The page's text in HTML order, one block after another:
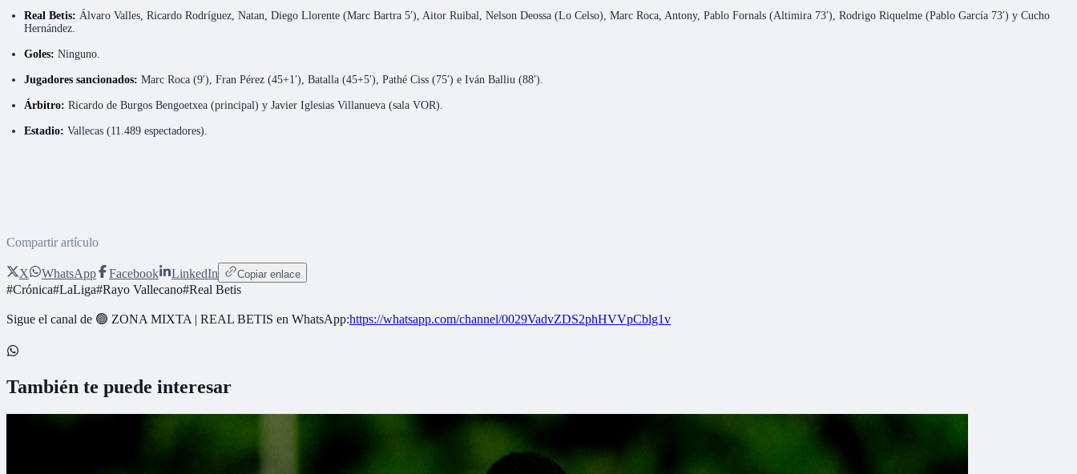
Real Betis: Álvaro Valles, Ricardo Rodríguez, Natan, Diego Llorente (Marc Bartra 5′), Aitor Ruibal, Nelson Deossa (Lo Celso), Marc Roca, Antony, Pablo Fornals (Altimira 73′), Rodrigo Riquelme (Pablo García 73′) y Cucho
Hernández.
Goles:Ninguno.
Jugadores sancionados: Marc Roca (9′), Fran Pérez (45+1′), Batalla (45+5′), Pathé Ciss (75′) e Iván Balliu (88′).
Árbitro: Ricardo de Burgos Bengoetxea (principal) y Javier Iglesias Villanueva (sala VOR).
Estadio: Vallecas (11.489 espectadores).
Compartir artículo
X WhatsApp Facebook LinkedIn Copiar enlace
#Crónica#LaLiga#Rayo Vallecano#Real Betis
Sigue el canal de 🟢 ZONA MIXTA | REAL BETIS en WhatsApp:https://whatsapp.com/channel/0029VadvZDS2phHVVpCblg1v
También te puede interesar